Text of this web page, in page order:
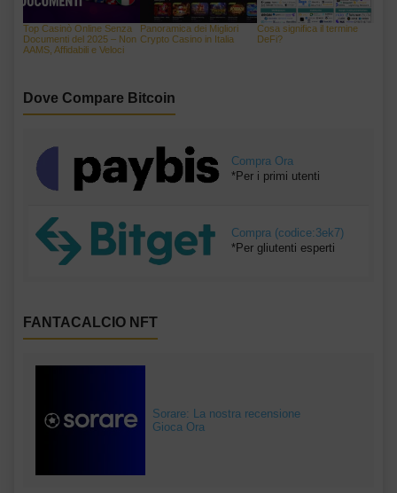
Top Casinò Online Senza
Documenti del 2025 – Non
AAMS, Affidabili e Veloci
Panoramica dei Migliori
Crypto Casino in Italia
Cosa significa il termine
DeFi?
Dove Compare Bitcoin
Compra Ora
*Per i primi utenti
Compra (codice:3ek7)
*Per gliutenti esperti
FANTACALCIO NFT
Sorare: La nostra recensione
Gioca Ora